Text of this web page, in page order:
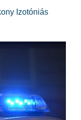
Izotóniás